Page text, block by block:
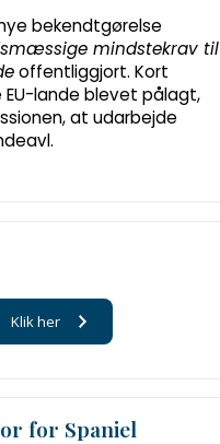
bekendtgørelse
mindstekrav til
offentliggjort. Kort
lande blevet pålagt,
at udarbejde
Klik her
for Spaniel